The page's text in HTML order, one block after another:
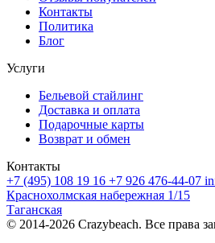
Контакты
Политика
Блог
Услуги
Бельевой стайлинг
Доставка и оплата
Подарочные карты
Возврат и обмен
Контакты
+7 (495) 108 19 16 +7 926 476-44-07
Краснохолмская набережная 1/15
Таганская
© 2014-2026 Crazybeach. Все права